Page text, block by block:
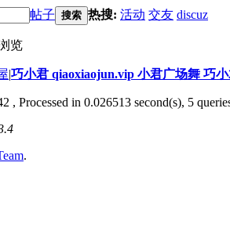
帖子 搜索 热搜: 活动 交友 discuz
览
|巧小君 qiaoxiaojun.vip 小君广场舞 巧
, Processed in 0.026513 second(s), 5
.